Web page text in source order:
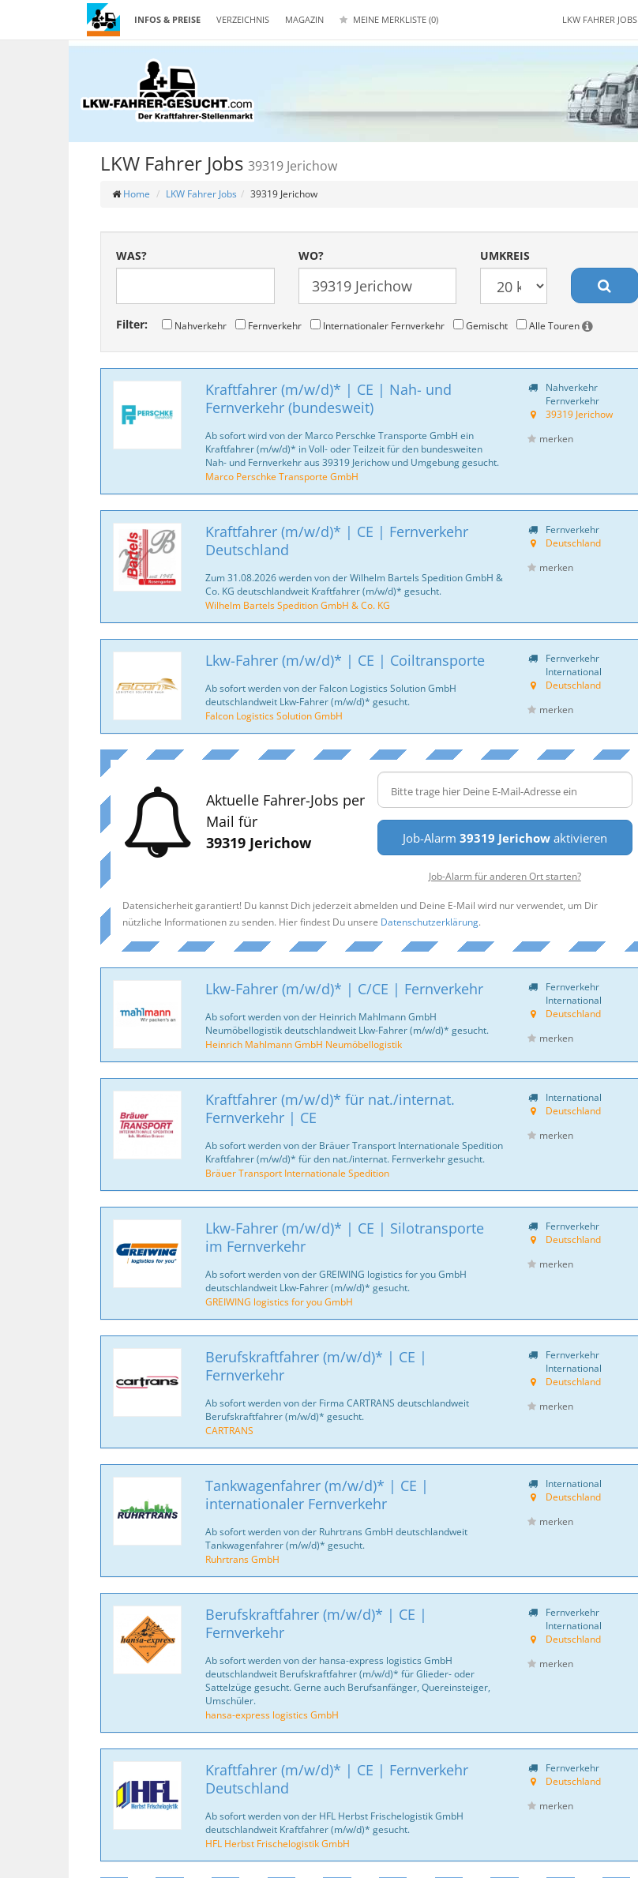
INFOS & PREISE VERZEICHNIS MAGAZIN MEINE MERKLISTE (0) LKW FAHRER JOBS
LKW Fahrer Jobs 39319 Jerichow
Home LKW Fahrer Jobs 39319 Jerichow
WAS? WO? UMKREIS
Filter: Nahverkehr Fernverkehr Internationaler Fernverkehr Gemischt Alle Touren
Kraftfahrer (m/w/d)* | CE | Nah- und
Fernverkehr (bundesweit)
Ab sofort wird von der Marco Perschke Transporte GmbH ein
Kraftfahrer (m/w/d)* in Voll- oder Teilzeit für den bundesweiten
Nah- und Fernverkehr aus 39319 Jerichow und Umgebung gesucht.
Marco Perschke Transporte GmbH
Nahverkehr
Fernverkehr
39319 Jerichow
merken
Kraftfahrer (m/w/d)* | CE | Fernverkehr
Deutschland
Zum 31.08.2026 werden von der Wilhelm Bartels Spedition GmbH &
Co. KG deutschlandweit Kraftfahrer (m/w/d)* gesucht.
Wilhelm Bartels Spedition GmbH & Co. KG
Fernverkehr
Deutschland
merken
Lkw-Fahrer (m/w/d)* | CE | Coiltransporte
Ab sofort werden von der Falcon Logistics Solution GmbH
deutschlandweit Lkw-Fahrer (m/w/d)* gesucht.
Falcon Logistics Solution GmbH
Fernverkehr
International
Deutschland
merken
Aktuelle Fahrer-Jobs per
Mail für
39319 Jerichow
Job-Alarm 39319 Jerichowaktivieren
Job-Alarm für anderen Ort starten?
Datensicherheit garantiert! Du kannst Dich jederzeit abmelden und Deine E-Mail wird nur verwendet, um Dir
nützliche Informationen zu senden. Hier findest Du unsere Datenschutzerklärung.
Lkw-Fahrer (m/w/d)* | C/CE | Fernverkehr
Ab sofort werden von der Heinrich Mahlmann GmbH
Neumöbellogistik deutschlandweit Lkw-Fahrer (m/w/d)* gesucht.
Heinrich Mahlmann GmbH Neumöbellogistik
Fernverkehr
International
Deutschland
merken
Kraftfahrer (m/w/d)* für nat./internat.
Fernverkehr | CE
Ab sofort werden von der Bräuer Transport Internationale Spedition
Kraftfahrer (m/w/d)* für den nat./internat. Fernverkehr gesucht.
Bräuer Transport Internationale Spedition
International
Deutschland
merken
Lkw-Fahrer (m/w/d)* | CE | Silotransporte
im Fernverkehr
Ab sofort werden von der GREIWING logistics for you GmbH
deutschlandweit Lkw-Fahrer (m/w/d)* gesucht.
GREIWING logistics for you GmbH
Fernverkehr
Deutschland
merken
Berufskraftfahrer (m/w/d)* | CE |
Fernverkehr
Ab sofort werden von der Firma CARTRANS deutschlandweit
Berufskraftfahrer (m/w/d)* gesucht.
CARTRANS
Fernverkehr
International
Deutschland
merken
Tankwagenfahrer (m/w/d)* | CE |
internationaler Fernverkehr
Ab sofort werden von der Ruhrtrans GmbH deutschlandweit
Tankwagenfahrer (m/w/d)* gesucht.
Ruhrtrans GmbH
International
Deutschland
merken
Berufskraftfahrer (m/w/d)* | CE |
Fernverkehr
Ab sofort werden von der hansa-express logistics GmbH
deutschlandweit Berufskraftfahrer (m/w/d)* für Glieder- oder
Sattelzüge gesucht. Gerne auch Berufsanfänger, Quereinsteiger,
Umschüler.
hansa-express logistics GmbH
Fernverkehr
International
Deutschland
merken
Kraftfahrer (m/w/d)* | CE | Fernverkehr
Deutschland
Ab sofort werden von der HFL Herbst Frischelogistik GmbH
deutschlandweit Kraftfahrer (m/w/d)* gesucht.
HFL Herbst Frischelogistik GmbH
Fernverkehr
Deutschland
merken